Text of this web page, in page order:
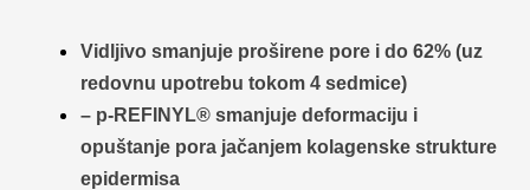
Vidljivo smanjuje proširene pore i do 62% (uz
redovnu upotrebu tokom 4 sedmice)
– p-REFINYL® smanjuje deformaciju i
opuštanje pora jačanjem kolagenske strukture
epidermisa